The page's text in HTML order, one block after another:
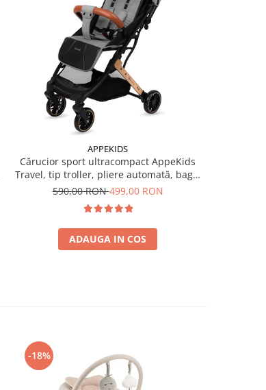
APPEKIDS
Cărucior sport ultracompact AppeKids
Travel, tip troller, pliere automată, bagaj
de mână, 6.7 kg - Grey
590,00 RON499,00 RON
ADAUGA IN COS
-18%